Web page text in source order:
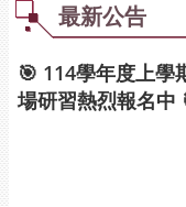
最新公告
🎯 114學年度上學
場研習熱烈報名中